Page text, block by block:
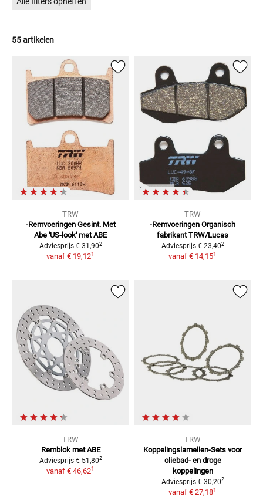
55 artikelen
TRW
-Remvoeringen Gesint. Met
Abe 'US-look' met ABE
Adviesprijs € 31,902
vanaf € 19,121
TRW
-Remvoeringen Organisch
fabrikant TRW/Lucas
Adviesprijs € 23,402
vanaf € 14,151
TRW
Remblok met ABE
Adviesprijs € 51,802
vanaf € 46,621
TRW
Koppelingslamellen-Sets voor
oliebad- en droge
koppelingen
Adviesprijs € 30,202
vanaf € 27,181